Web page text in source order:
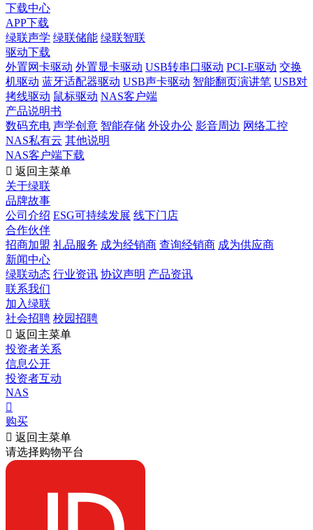
下载中心
APP下载
绿联声学 绿联储能 绿联智联
驱动下载
外置网卡驱动 外置显卡驱动 USB转串口驱动 PCI-E驱动 交换
机驱动 蓝牙适配器驱动 USB声卡驱动 智能翻页演讲笔 USB对
拷线驱动 鼠标驱动 NAS客户端
产品说明书
数码充电 声学创意 智能存储 外设办公 影音周边 网络工控
NAS私有云 其他说明
NAS客户端下载
 返回主菜单
关于绿联
品牌故事
公司介绍 ESG可持续发展 线下门店
合作伙伴
招商加盟 礼品服务 成为经销商 查询经销商 成为供应商
新闻中心
绿联动态 行业资讯 协议声明 产品资讯
联系我们
加入绿联
社会招聘 校园招聘
 返回主菜单
投资者关系
信息公开
投资者互动
NAS

购买
 返回主菜单
请选择购物平台